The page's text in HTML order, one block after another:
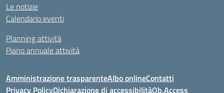
Le notizie
Calendario eventi
Planning attività
Piano annuale attività
Amministrazione trasparenteAlbo onlineContatti
Privacy PolicyDichiarazione di accessibilitàOb.Access